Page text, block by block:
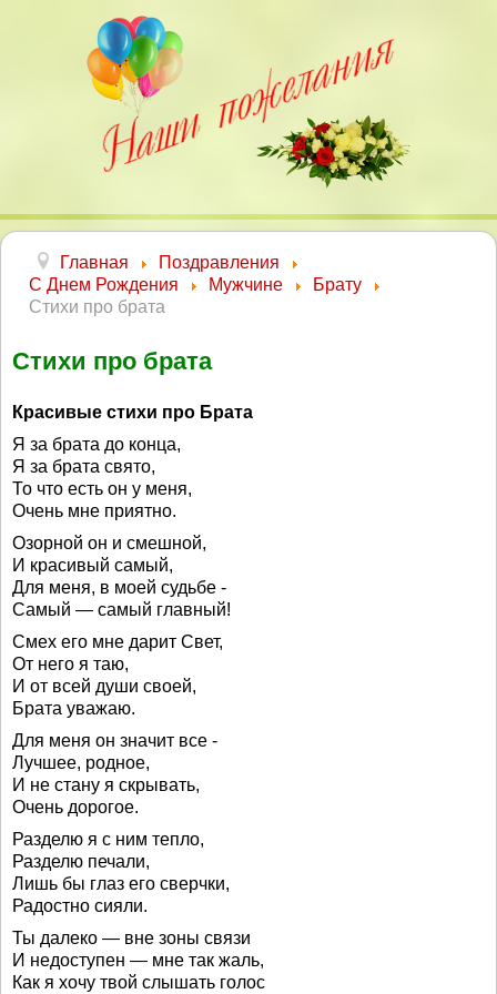
Главная
Поздравления
С Днем Рождения
Мужчине
Брату
Стихи про брата
Стихи про брата
Красивые стихи про Брата
Я за брата до конца,
Я за брата свято,
То что есть он у меня,
Очень мне приятно.
Озорной он и смешной,
И красивый самый,
Для меня, в моей судьбе -
Самый — самый главный!
Смех его мне дарит Свет,
От него я таю,
И от всей души своей,
Брата уважаю.
Для меня он значит все -
Лучшее, родное,
И не стану я скрывать,
Очень дорогое.
Разделю я с ним тепло,
Разделю печали,
Лишь бы глаз его сверчки,
Радостно сияли.
Ты далеко — вне зоны связи
И недоступен — мне так жаль,
Как я хочу твой слышать голос